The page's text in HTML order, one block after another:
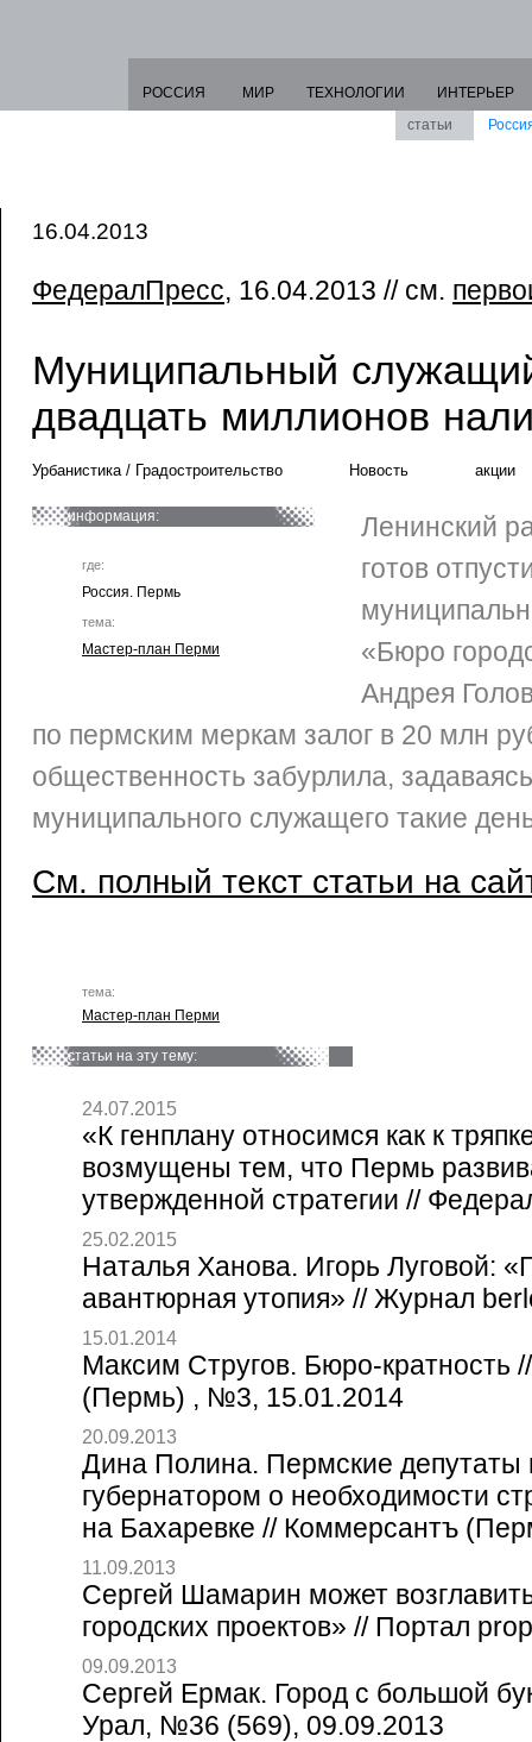
РОССИЯ МИР ТЕХНОЛОГИИ
ИНТЕРЬЕР
статьи
16.04.2013
ФедералПресс, 16.04.2013 // см.
Муниципальный
двадцать миллионов
Урбанистика / Градостроительство Новость акции
информация:
где:
Россия. Пермь
тема:
Мастер-план Перми
Ленинский
готов
«Бюро
Андрея
по пермским меркам залог в 20 млн
общественность забурлила,
муниципального служащего такие
См. полный текст статьи на
тема:
Мастер-план Перми
статьи на эту тему:
24.07.2015
«К генплану относимся как к
возмущены тем, что Пермь
утвержденной стратегии //
25.02.2015
Наталья Ханова. Игорь Луговой:
авантюрная утопия» // Журнал
15.01.2014
Максим Стругов. Бюро-кратность
(Пермь) , №3, 15.01.2014
20.09.2013
Дина Полина. Пермские депутаты
губернатором о необходимости
на Бахаревке // Коммерсантъ
11.09.2013
Сергей Шамарин может
городских проектов» // Портал
09.09.2013
Сергей Ермак. Город с большой
Урал, №36 (569), 09.09.2013